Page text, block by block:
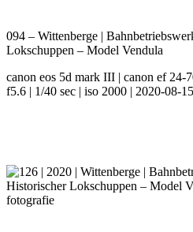
094 – Wittenberge |
Lokschuppen – Model Vendula
canon eos 5d mark III | canon ef 24-
f5.6 | 1/40 sec | iso 2000 | 2020-08-15